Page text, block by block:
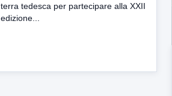
terra tedesca per partecipare alla XXII
edizione...